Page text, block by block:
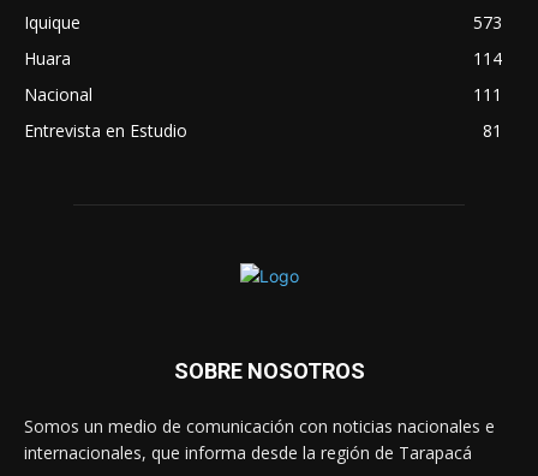
Iquique
573
Huara
114
Nacional
111
Entrevista en Estudio
81
SOBRE NOSOTROS
Somos un medio de comunicación con noticias nacionales e
internacionales, que informa desde la región de Tarapacá